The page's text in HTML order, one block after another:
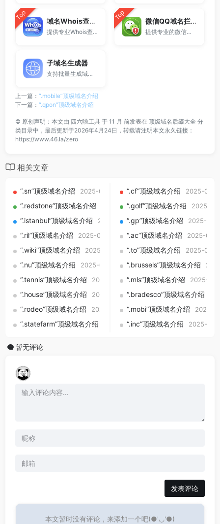
Top 域名Whois查询工具
提供专业Whois查询与域名信息查询服务，支持查询域名注册信息、注册商、到期时间及DNS记录，适用于域名检测、SEO分析及站长工具使用。
Top 微信QQ域名拦截检测
提供专业的微信拦截检测、QQ拦截检测、域名被墙检测服务，一键查询网站是否被封、被拦截或被限制访问。
子域名生成器
支持批量生成域名与泛解析子域名，适用于站群部署、SEO测试与开发环境使用。
上一篇： “.mobile”顶级域名介绍
下一篇： “.qpon”顶级域名介绍
© 原创声明：本文由 四六啦工具 于 11 月 前发表在 顶级域名后缀大全 分
类目录中，最后更新于2026年4月24日，转载请注明本文永久链接：
https://www.46.la/zero
相关文章
“.sn”顶级域名介绍 2025-09-01 “.cf”顶级域名介绍 2025-09-
“.redstone”顶级域名介绍 2025-09-01“.golf”顶级域名介绍 2025-
“.istanbul”顶级域名介绍 2025-09-01“.gp”顶级域名介绍 2025-09-
“.ril”顶级域名介绍 2025-09-01 “.ac”顶级域名介绍 2025-09-
“.wiki”顶级域名介绍 2025-09-01 “.to”顶级域名介绍 2025-09-
“.nu”顶级域名介绍 2025-09-01 “.brussels”顶级域名介绍
“.tennis”顶级域名介绍 2025-09-01“.mls”顶级域名介绍 2025-09-
“.house”顶级域名介绍 2025-09-01“.bradesco”顶级域名介绍
“.rodeo”顶级域名介绍 2025-09-01“.mobi”顶级域名介绍 2025-
“.statefarm”顶级域名介绍 2025-09-01“.inc”顶级域名介绍 2025-09-
暂无评论
发表评论
本文暂时没有评论，来添加一个吧(●'◡'●)